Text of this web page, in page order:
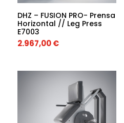
DHZ – FUSION PRO- Prensa
Horizontal // Leg Press
E7003
2.967,00€